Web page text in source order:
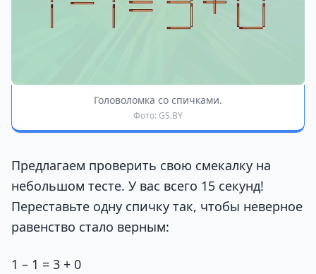
Головоломка со спичками.
Фото: GS.BY
Предлагаем проверить свою смекалку на
небольшом тесте. У вас всего 15 секунд!
Переставьте одну спичку так, чтобы неверное
равенство стало верным:
1 – 1 = 3 + 0